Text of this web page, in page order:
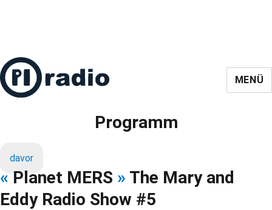
MENÜ
Programm
davor
« Planet MERS » The Mary and
Eddy Radio Show #5